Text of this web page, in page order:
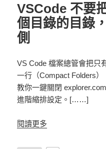
VSCode 不要
個目錄的目錄
側
VS Code 檔案總管會把只
一行（Compact Folders
教你一鍵關閉
進階縮排設定。[……]
閱讀更多